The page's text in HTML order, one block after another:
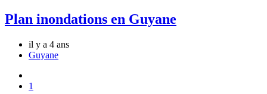
Plan inondations en Guyane
il y a 4 ans
Guyane
1